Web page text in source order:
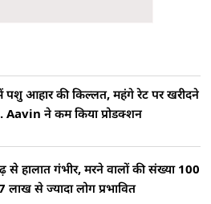
पशु आहार की किल्लत, महंगे रेट पर खरीदने
Aavin ने कम किया प्रोडक्शन
से हालात गंभीर, मरने वालों की संख्या 100
लाख से ज्यादा लोग प्रभावित